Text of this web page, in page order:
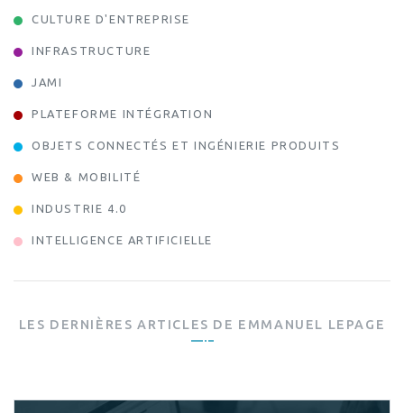
CULTURE D'ENTREPRISE
INFRASTRUCTURE
JAMI
PLATEFORME INTÉGRATION
OBJETS CONNECTÉS ET INGÉNIERIE PRODUITS
WEB & MOBILITÉ
INDUSTRIE 4.0
INTELLIGENCE ARTIFICIELLE
LES DERNIÈRES ARTICLES DE EMMANUEL LEPAGE